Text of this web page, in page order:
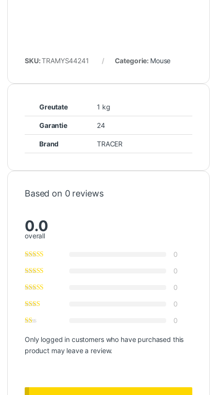
SKU:TRAMYS44241 Categorie: Mouse
Greutate 1 kg
Garantie 24
Brand TRACER
Based on 0 reviews
0.0
overall
0
0
0
0
0
Only logged in customers who have purchased this
product may leave a review.